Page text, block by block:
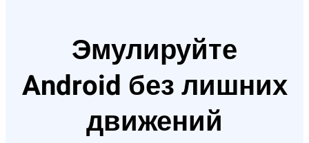
Эмулируйте
Android без лишних
движений